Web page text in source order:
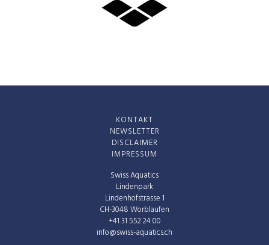
Swiss Aquatics
Lindenpark
Lindenhofstrasse 1
CH-3048 Worblaufen
+41 31 552 24 00
info@swiss-aquatics.ch
KONTAKT
NEWSLETTER
DISCLAIMER
IMPRESSUM